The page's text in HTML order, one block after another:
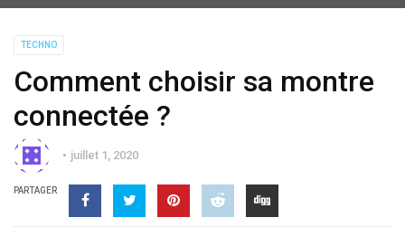
TECHNO
Comment choisir sa montre
connectée ?
juillet 1, 2020
PARTAGER